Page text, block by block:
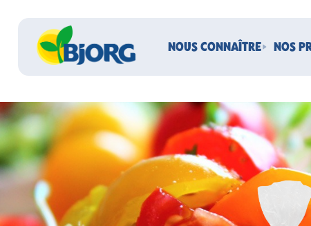
NOUS CONNAÎTRE NOS